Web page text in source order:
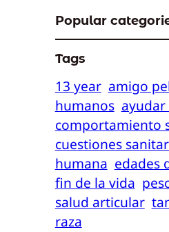
Popular
Tags
13 year amigo
humanos
comportamiento
cuestiones
humana edades
fin de la vida
salud articular
raza